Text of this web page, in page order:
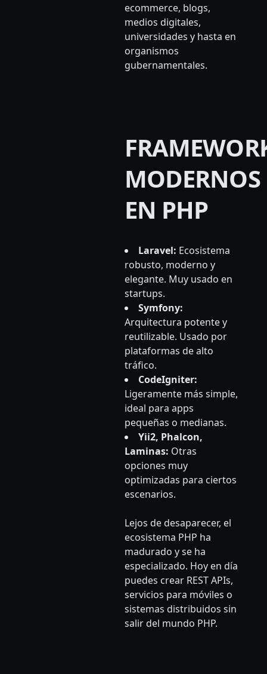
ecommerce, blogs,
medios digitales,
universidades y hasta en
organismos
gubernamentales.
MODERNOS
EN PHP
Laravel: Ecosistema
robusto, moderno y
elegante. Muy usado en
startups.
Symfony:
Arquitectura potente y
reutilizable. Usado por
plataformas de alto
tráfico.
CodeIgniter:
Ligeramente más simple,
ideal para apps
pequeñas o medianas.
Yii2, Phalcon,
Laminas: Otras
opciones muy
optimizadas para ciertos
escenarios.
Lejos de desaparecer, el
ecosistema PHP ha
madurado y se ha
especializado. Hoy en día
puedes crear REST APIs,
servicios para móviles o
sistemas distribuidos sin
salir del mundo PHP.